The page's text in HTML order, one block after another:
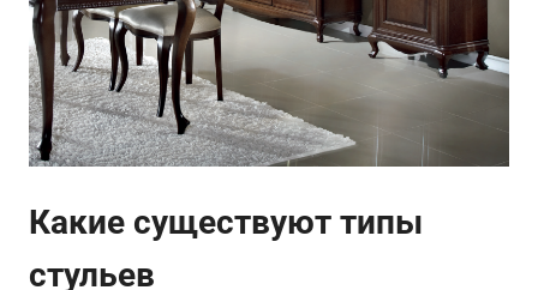
Какие существуют типы
стульев